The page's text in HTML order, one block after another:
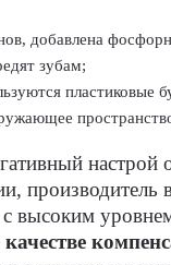
добавлена
зубам;
пластиковые
настрой
производитель
высоким